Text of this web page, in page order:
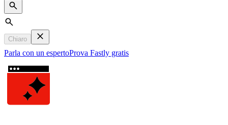
Search
Chiaro
Parla con un espertoProva Fastly gratis